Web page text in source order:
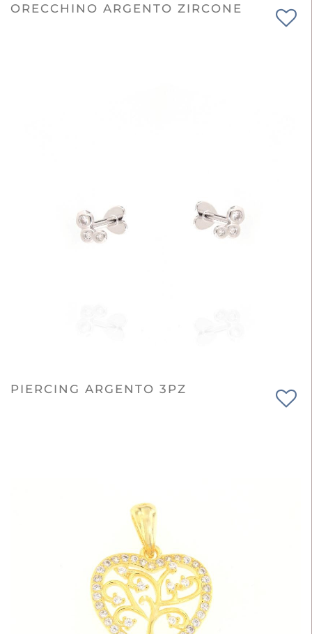
ORECCHINO ARGENTO ZIRCONE
PIERCING ARGENTO 3PZ